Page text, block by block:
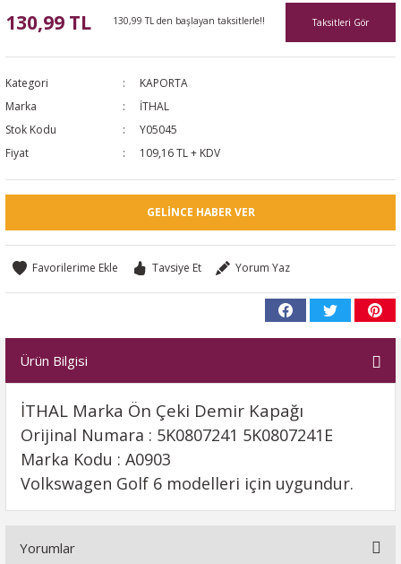
130,99 TL 130,99 TL den başlayan taksitlerle!! Taksitleri Gör
Kategori
KAPORTA
Marka
İTHAL
Stok Kodu
Y05045
Fiyat
109,16 TL + KDV
GELINCE HABER VER
Tavsiye Et Yorum Yaz
Ürün Bilgisi
İTHAL Marka Ön Çeki Demir Kapağı
Orijinal Numara : 5K0807241 5K0807241E
Marka Kodu : A0903
Volkswagen Golf 6 modelleri için uygundur.
Yorumlar